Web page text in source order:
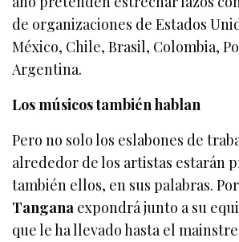
de organizaciones de Estados
México, Chile, Brasil, Colombia,
Argentina.
Los músicos también hablan
Pero no solo los eslabones de
alrededor de los artistas estarán
también ellos, en sus palabras.
Tangana expondrá junto a su
que le ha llevado hasta el